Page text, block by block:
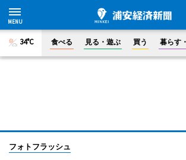
34°C 食べる 見る・遊ぶ 買う 暮らす
フォトフラッシュ